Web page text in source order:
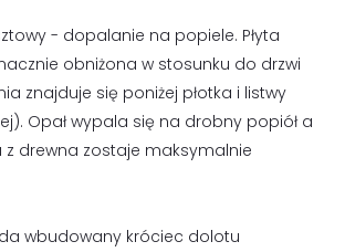
- dopalanie na popiele. Płyta
obniżona w stosunku do drzwi
znajduje się poniżej płotka i listwy
Opał wypala się na drobny popiół a
drewna zostaje maksymalnie
wbudowany króciec dolotu